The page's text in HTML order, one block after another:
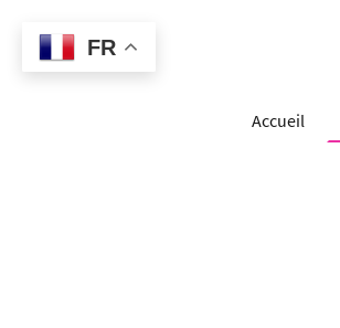
Accueil
FR